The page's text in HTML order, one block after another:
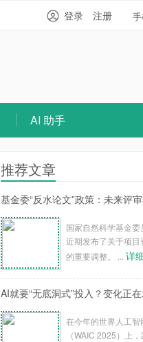
登录 注册
AI 助手
推荐文章
基金委“反水论文”政策：未来评
国家自然科学基金委
近期发布了关于项目
的重要调整。 ... 详
AI就要“无底洞式”投入？变化正
在今年的世界人工智
（WAIC 2025）上